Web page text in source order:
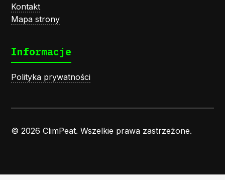
Kontakt
Mapa strony
Informacje
Polityka prywatności
© 2026 ClimPeat. Wszelkie prawa zastrzeżone.